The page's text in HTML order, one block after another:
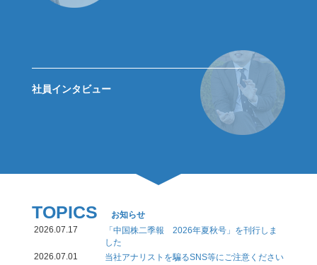
社員インタビュー
TOPICS
お知らせ
2026.07.17
「中国株二季報 2026年夏秋号」を刊行しま
した
2026.07.01
当社アナリストを騙るSNS等にご注意ください